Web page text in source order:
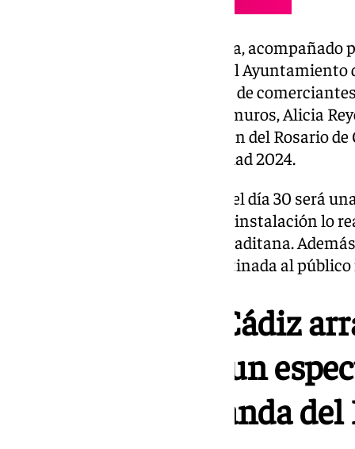
El alcalde de Cádiz, Bruno García,
Comercio, Fiestas y Carnaval del
presidentes de las asociaciones de
Abierto, José Amaya, y de Extramuros, Alicia
representante de la banda Virgen del Rosario
conocer la campaña de la Navidad 2024.
El espectáculo de luz y sonido del día 30 será
vez, la empresa encargada de la instalación lo
cargo de la formación musical gaditana.
desarrollará una actuación destinada al
La Navidad en Cádiz
noviembre con un
sonido con la banda